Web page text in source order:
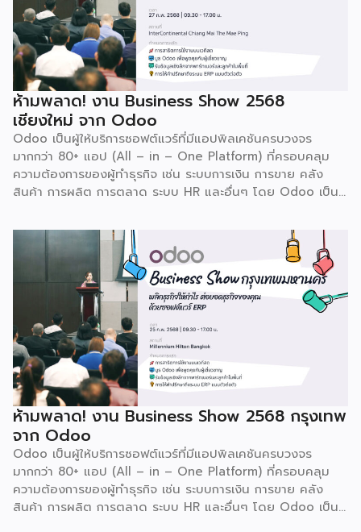
ห้ามพลาด! งาน Business Show 2568
เชียงใหม่ จาก Odoo
Odoo เป็นผู้ให้บริการซอฟต์แวร์ที่มีแอปพิลเคชันครบวงจร
มากกว่า 80+ แอป (All – in – One Platform) ที่ครอบคลุม
ความต้องการของผู้ทำธุรกิจ เช่น ระบบการเงิน การขาย คลัง
สินค้า การผลิต การตลาด ระบบ HR และอื่นๆ โดย Odoo เป็นผู้
เบลเยี่ยมให้บริการใน 19 แห่งทั่วโลก รวมถึงสหรัฐอเมริกา ฮ่องกง
อินโดนีเซีย และดูไบ ปัจจุบัน Odoo ให้บริการผู้ใช้งานในไทย
มากกว่า 4 แสนราย และมีผู้ใช้งานมากกว่า 6 ล้านคนทั่วเอเชีย ปีนี้
Odoo กลับมาจัดงาน Business Roadshow 2568 ภายใต้
Concept พลิกธุรกิจให้กำไร ต่อยอดธุรกิจของคุณด้วย
ซอฟต์แวร์ ERP ที่มาปลดล็อกทุกธุรกิจในประเทศไทยผ่านการนำ
เทคโนโลยีใหม่สุดล้ำ ยกระดับองค์กรของคุณไปสู่ระบบดิจิทัล
พร้อมกับโอกาสที่จะได้เข้ามาเป็นพาร์ทเนอร์ระดับมืออาชีพร่วมกับ
Odoo […]
ห้ามพลาด! งาน Business Show 2568 กรุงเทพ
จาก Odoo
Odoo เป็นผู้ให้บริการซอฟต์แวร์ที่มีแอปพิลเคชันครบวงจร
มากกว่า 80+ แอป (All – in – One Platform) ที่ครอบคลุม
ความต้องการของผู้ทำธุรกิจ เช่น ระบบการเงิน การขาย คลัง
สินค้า การผลิต การตลาด ระบบ HR และอื่นๆ โดย Odoo เป็นผู้